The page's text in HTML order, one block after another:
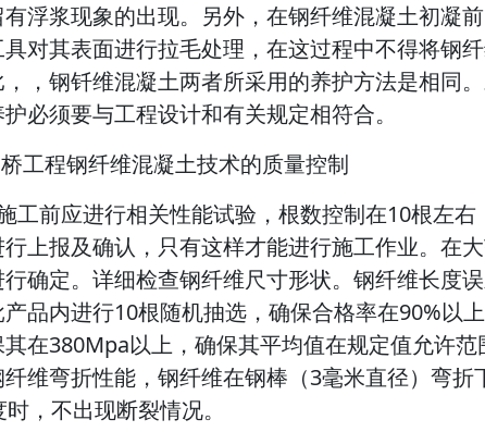
有浮浆现象的出现。另外，在钢纤维混凝土初凝
对其表面进行拉毛处理，在这过程中不得将钢
，钢钎维混凝土两者所采用的养护方法是相同
必须要与工程设计和有关规定相符合。
工程钢纤维混凝土技术的质量控制
工前应进行相关性能试验，根数控制在10根左
上报及确认，只有这样才能进行施工作业。在
确定。详细检查钢纤维尺寸形状。钢纤维长度
品内进行10根随机抽选，确保合格率在90%以
在380Mpa以上，确保其平均值在规定值允许
维弯折性能，钢纤维在钢棒（3毫米直径）弯
时，不出现断裂情况。